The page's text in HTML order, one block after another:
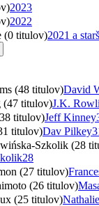
2023
2022
(0 titulov)2021 a
(48 titulov)David
(47 titulov)J.K.
titulov)Jeff Kinney
titulov)Dav Pilkey
Szkolik (28
28
(27 titulov)
(26 titulov)
(25 titulov)